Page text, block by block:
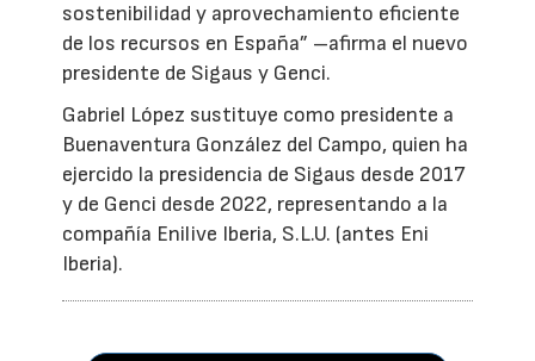
sostenibilidad y aprovechamiento eficiente
de los recursos en España” –afirma el nuevo
presidente de Sigaus y Genci.
Gabriel López sustituye como presidente a
Buenaventura González del Campo, quien ha
ejercido la presidencia de Sigaus desde 2017
y de Genci desde 2022, representando a la
compañía Enilive Iberia, S.L.U. (antes Eni
Iberia).